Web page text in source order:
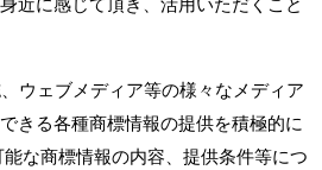
ウェブメディア等の様々なメディア
きる各種商標情報の提供を積極的に
な商標情報の内容、提供条件等につ